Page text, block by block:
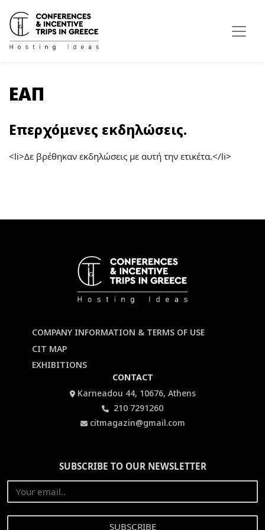
ΕΑΠ
Επερχόμενες εκδηλώσεις.
<li>Δε βρέθηκαν εκδηλώσεις με αυτή την ετικέτα.</li>
COMPANY INFORMATION & TERMS OF USE
CIT MAP
EXHIBITIONS
CONTACT
Karneadou 44, 10676, Athens
210 7291260
citmagazin@gmail.com
SUBSCRIBE TO OUR NEWSLETTER